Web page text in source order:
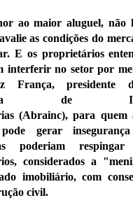
ao maior aluguel, não
as condições do
E os proprietários
interferir no setor por
França, presidente
de
(Abrainc), para quem
gerar
poderiam
considerados a
imobiliário, com
civil.